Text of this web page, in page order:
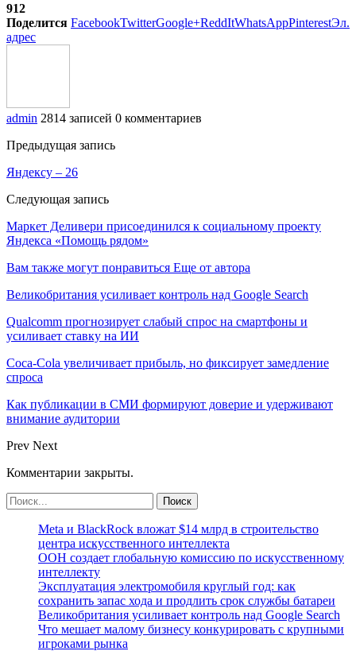
912
Поделится FacebookTwitterGoogle+ReddItWhatsAppPinterestЭл.
адрес
admin 2814 записей 0 комментариев
Предыдущая запись
Яндексу – 26
Следующая запись
Маркет Деливери присоединился к социальному проекту
Яндекса «Помощь рядом»
Вам также могут понравиться Еще от автора
Великобритания усиливает контроль над Google Search
Qualcomm прогнозирует слабый спрос на смартфоны и
усиливает ставку на ИИ
Coca-Cola увеличивает прибыль, но фиксирует замедление
спроса
Как публикации в СМИ формируют доверие и удерживают
внимание аудитории
Prev Next
Комментарии закрыты.
Meta и BlackRock вложат $14 млрд в строительство
центра искусственного интеллекта
ООН создает глобальную комиссию по искусственному
интеллекту
Эксплуатация электромобиля круглый год: как
сохранить запас хода и продлить срок службы батареи
Великобритания усиливает контроль над Google Search
Что мешает малому бизнесу конкурировать с крупными
игроками рынка